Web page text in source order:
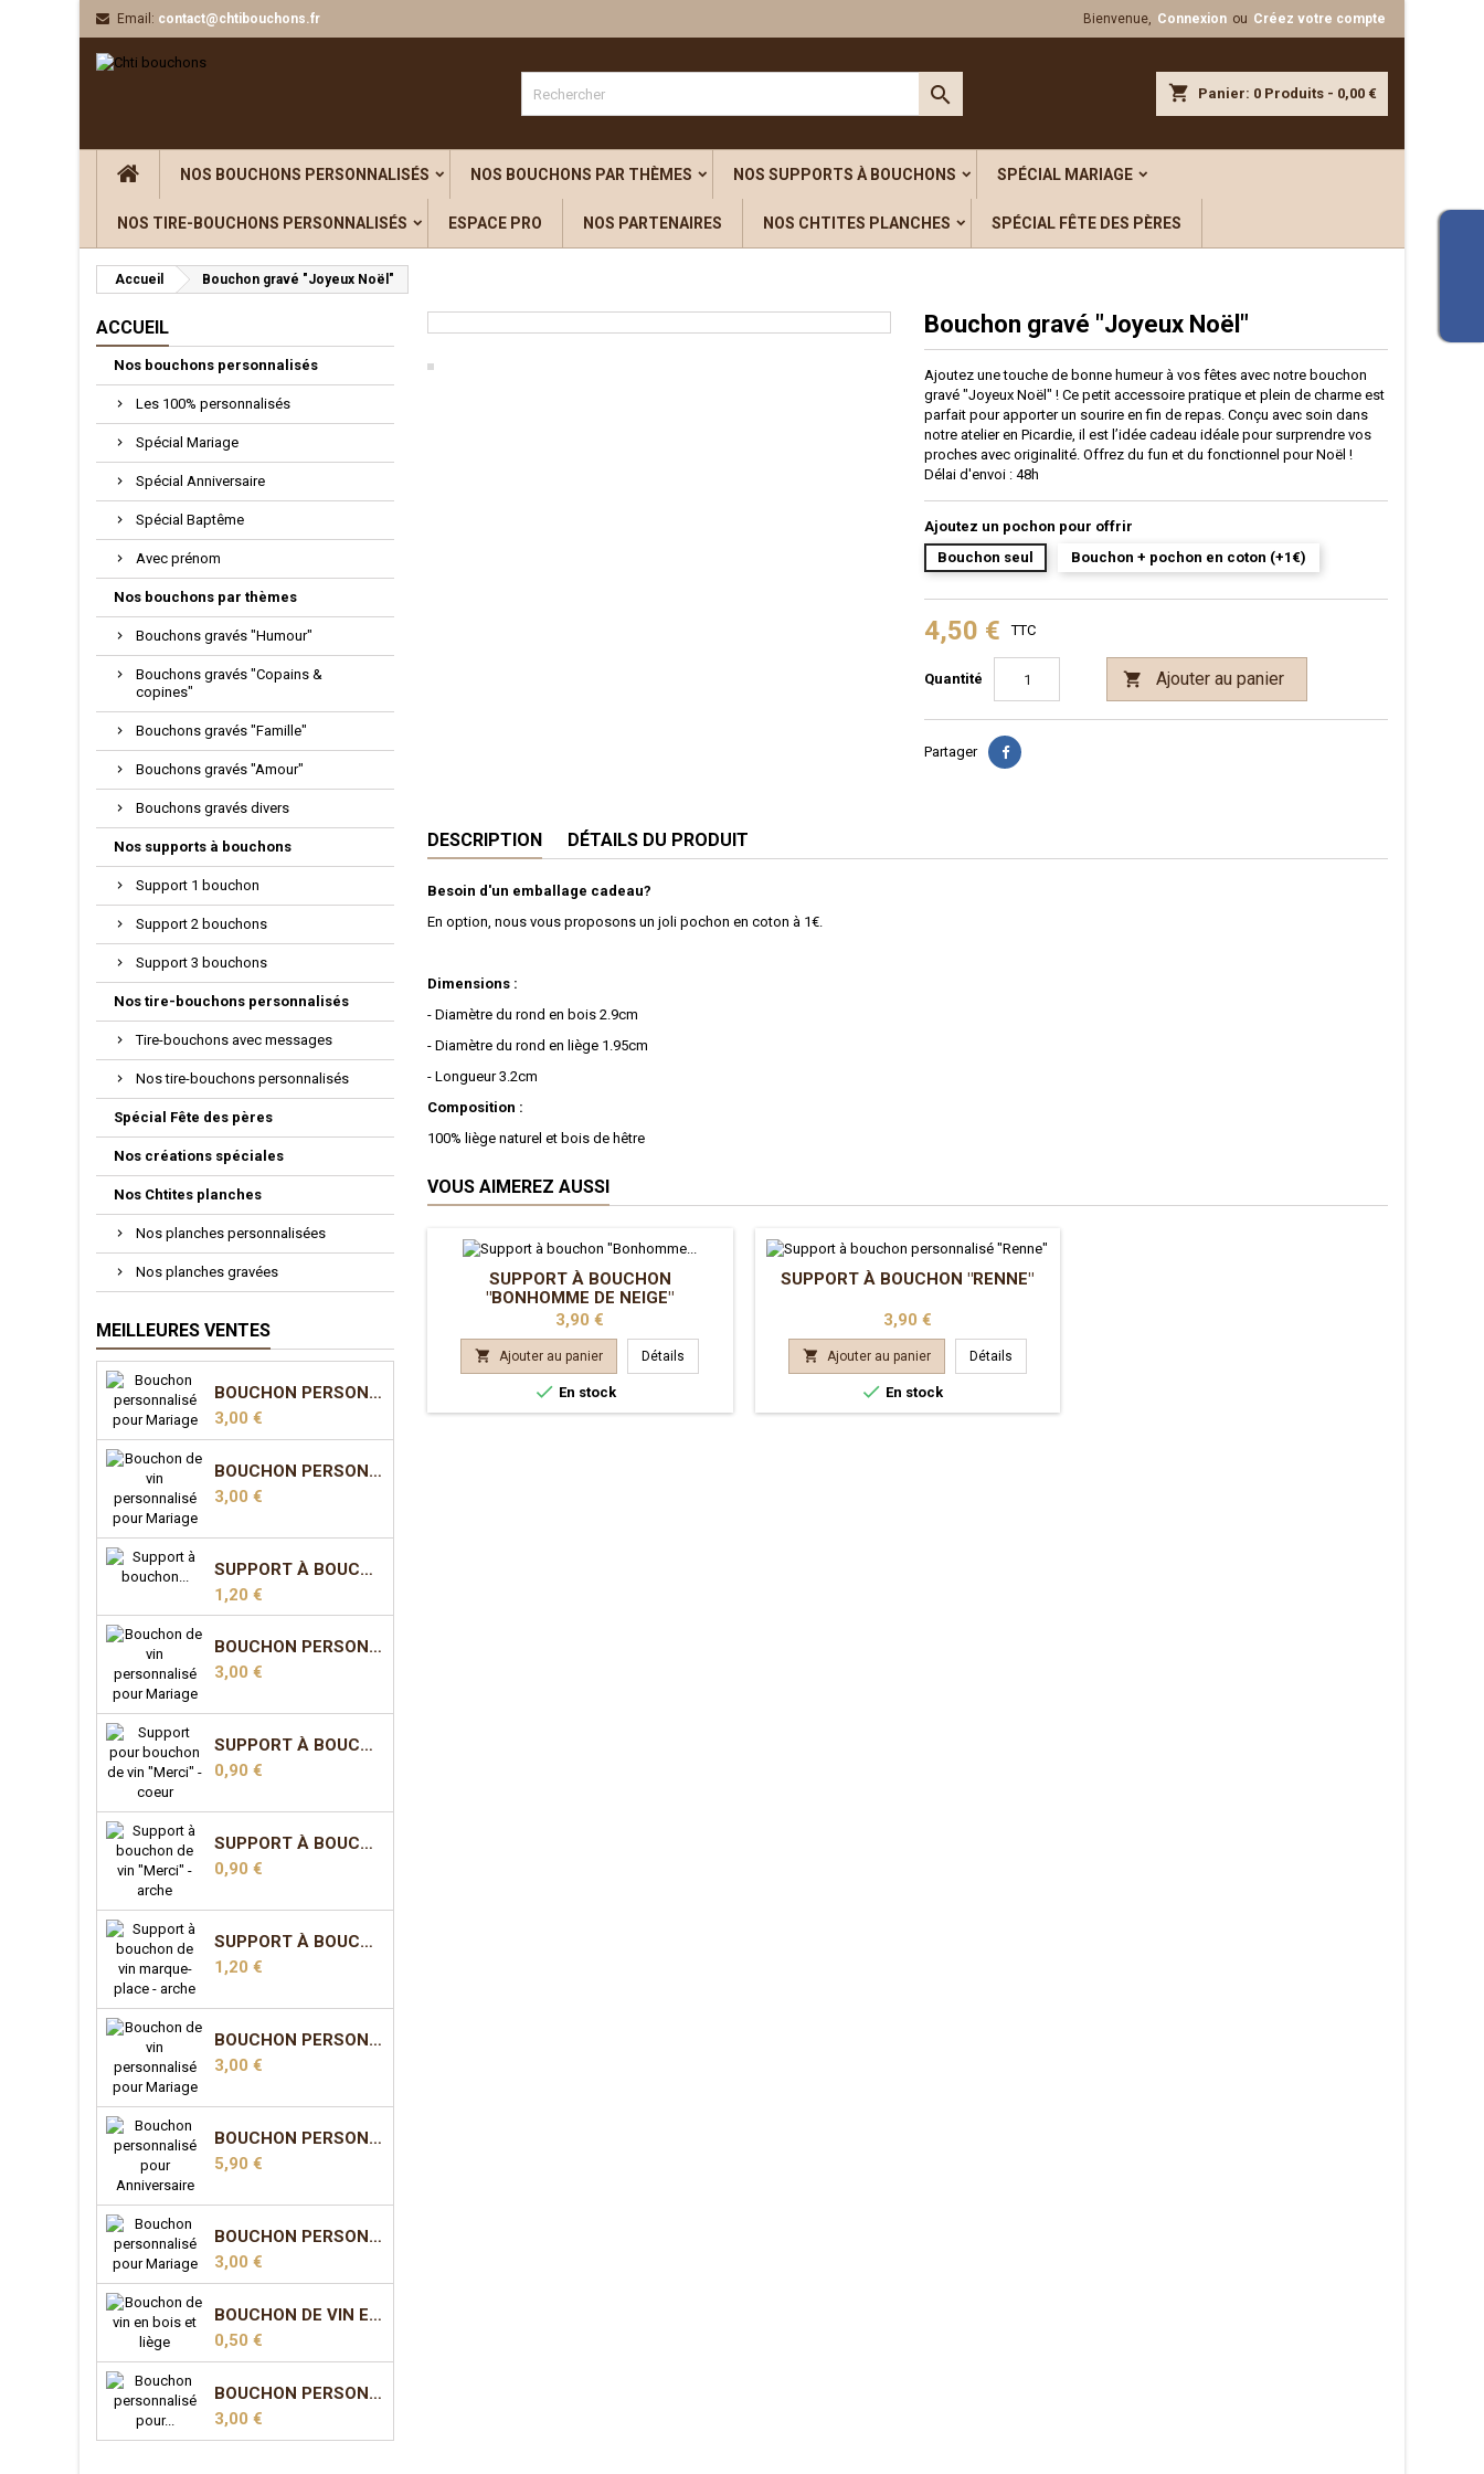
add_circle_outlineCréer une nouvelle liste
Vous devez être connecté pour ajouter des produits à votre liste d'envies.
Email: contact@chtibouchons.fr Bienvenue, Connexion ou Créez votre compte
shopping_cart Panier: 0 Produits - 0,00 €

NOS BOUCHONS PERSONNALISÉS NOS BOUCHONS PAR THÈMES NOS SUPPORTS À BOUCHONS SPÉCIAL MARIAGE
NOS TIRE-BOUCHONS PERSONNALISÉS ESPACE PRO NOS PARTENAIRES NOS CHTITES PLANCHES SPÉCIAL FÊTE DES PÈRES
Accueil Bouchon gravé "Joyeux Noël"
ACCUEIL
Nos bouchons personnalisés
Les 100% personnalisés
Spécial Mariage
Spécial Anniversaire
Spécial Baptême
Avec prénom
Nos bouchons par thèmes
Bouchons gravés "Humour"
Bouchons gravés "Copains &
copines"
Bouchons gravés "Famille"
Bouchons gravés "Amour"
Bouchons gravés divers
Nos supports à bouchons
Support 1 bouchon
Support 2 bouchons
Support 3 bouchons
Nos tire-bouchons personnalisés
Tire-bouchons avec messages
Nos tire-bouchons personnalisés
Spécial Fête des pères
Nos créations spéciales
Nos Chtites planches
Nos planches personnalisées
Nos planches gravées
MEILLEURES VENTES
BOUCHON PERSONNALISÉ POUR MARIAGE
Prix
3,00 €
BOUCHON PERSONNALISÉ POUR MARIAGE - MODÈLE 2
Prix
3,00 €
SUPPORT À BOUCHON MARQUE-PLACE - COEUR
Prix
1,20 €
BOUCHON PERSONNALISÉ POUR MARIAGE - MODÈLE 3
Prix
3,00 €
SUPPORT À BOUCHON "MERCI" - COEUR
Prix
0,90 €
SUPPORT À BOUCHON "MERCI" - ARCHE
Prix
0,90 €
SUPPORT À BOUCHON MARQUE-PLACE - ARCHE
Prix
1,20 €
BOUCHON PERSONNALISÉ POUR MARIAGE - MODÈLE 1
Prix
3,00 €
BOUCHON PERSONNALISÉ POUR ANNIVERSAIRE - MODÈLE 2
Prix
5,90 €
BOUCHON PERSONNALISÉ POUR MARIAGE - MODÈLE 5
Prix
3,00 €
BOUCHON DE VIN EN BOIS ET LIÈGE
Prix
0,50 €
BOUCHON PERSONNALISÉ POUR MARIAGE - MODÈLE 7
Prix
3,00 €
Bouchon gravé "Joyeux Noël"
Ajoutez une touche de bonne humeur à vos fêtes avec notre bouchon
gravé "Joyeux Noël" ! Ce petit accessoire pratique et plein de charme est
parfait pour apporter un sourire en fin de repas. Conçu avec soin dans
notre atelier en Picardie, il est l’idée cadeau idéale pour surprendre vos
proches avec originalité. Offrez du fun et du fonctionnel pour Noël !
Délai d'envoi : 48h
Ajoutez un pochon pour offrir
Bouchon seul
Bouchon + pochon en coton (+1€)
4,50 € TTC
Quantité  Ajouter au panier
Partager
DESCRIPTION DÉTAILS DU PRODUIT
Besoin d'un emballage cadeau?
En option, nous vous proposons un joli pochon en coton à 1€.
Dimensions :
- Diamètre du rond en bois 2.9cm
- Diamètre du rond en liège 1.95cm
- Longueur 3.2cm
Composition :
100% liège naturel et bois de hêtre
VOUS AIMEREZ AUSSI
SUPPORT À BOUCHON
"BONHOMME DE NEIGE"
Prix
3,90 €
 Ajouter au panier Détails
 En stock
SUPPORT À BOUCHON "RENNE"
Prix
3,90 €
 Ajouter au panier Détails
 En stock